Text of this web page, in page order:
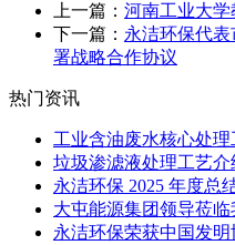
上一篇： 河南工业大
下一篇： 永洁环保代
署战略合作协议
热门资讯
工业含油废水核心处
垃圾渗滤液处理工艺介
永洁环保 2025 年度总
大屯能源集团领导莅
永洁环保荣获中国发明